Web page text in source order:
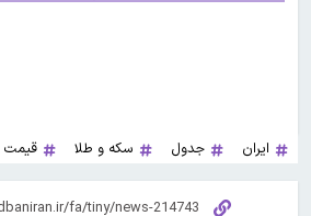
ایران جدول سکه و طلا قیمت